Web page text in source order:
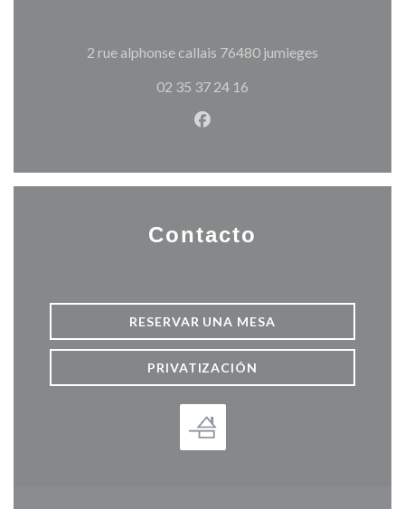
2 rue alphonse callais 76480 jumieges
02 35 37 24 16
Facebook ((abre en una
Contacto
RESERVAR UNA MESA
PRIVATIZACIÓN